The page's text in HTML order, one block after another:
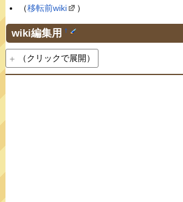
（移転前wiki ）
wiki編集用 †
（クリックで展開）